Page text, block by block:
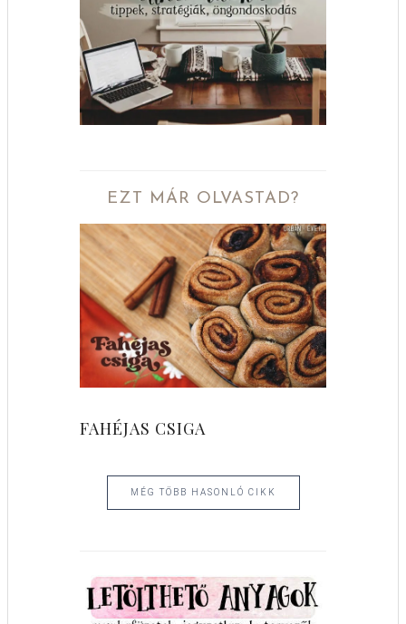
EZT MÁR OLVASTAD?
FAHÉJAS CSIGA
MÉG TÖBB HASONLÓ CIKK